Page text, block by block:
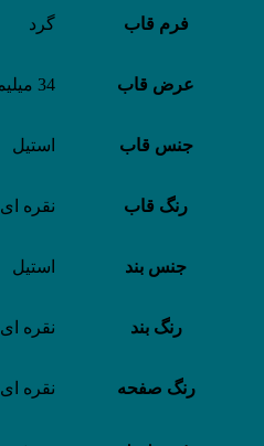
فرم قاب گرد
عرض قاب 34 میلیمتر
جنس قاب استیل
رنگ قاب نقره ای
جنس بند استیل
رنگ بند نقره ای
رنگ صفحه نقره ای